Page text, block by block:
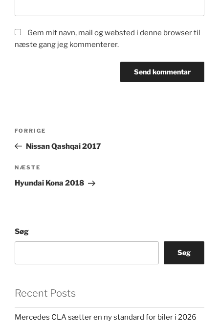
Gem mit navn, mail og websted i denne browser til
næste gang jeg kommenterer.
Forrige
indlæg
FORRIGE
Nissan Qashqai 2017
Næste
indlæg
NÆSTE
Hyundai Kona 2018
Søg
Søg
Recent Posts
Mercedes CLA sætter en ny standard for biler i 2026